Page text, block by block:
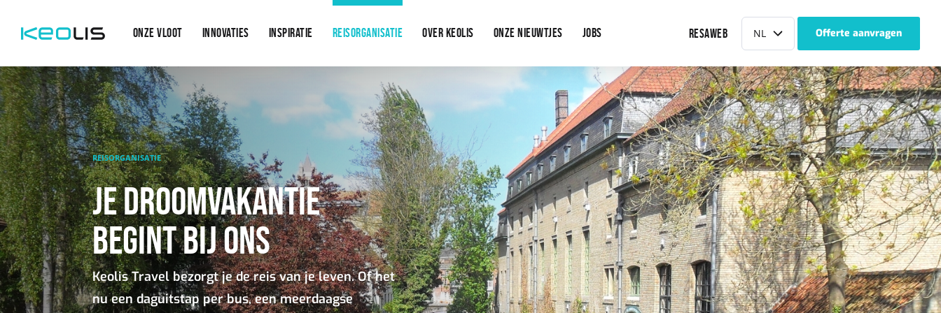
navigation
ONZE VLOOT INNOVATIES INSPIRATIE REISORGANISATIE OVER KEOLIS ONZE NIEUWTJES JOBS RESAWEB Taal
NL Offerte aanvragen
REISORGANISATIE
JE DROOMVAKANTIE
BEGINT BIJ ONS
Keolis Travel bezorgt je de reis van je leven. Of het
nu een daguitstap per bus, een meerdaagse